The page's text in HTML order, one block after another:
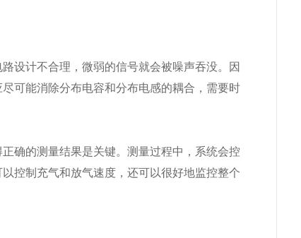
设计不合理，微弱的信号就会被噪声吞没。因
可能消除分布电容和分布电感的耦合，需要时
确的测量结果是关键。测量过程中，系统会控
控制充气和放气速度，还可以很好地监控整个